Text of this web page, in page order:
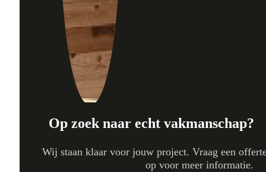
Op zoek naar echt vakmanschap?
Wij staan klaar voor jouw project. Vraag een
op voor meer informatie.